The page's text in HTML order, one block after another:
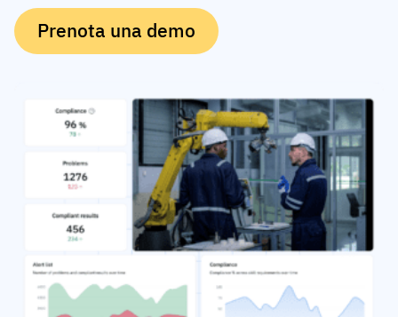
Approfondimenti
Efficacia della formazione
Dashboard di conformità
Previsioni e tendenze
Imballaggio
Canpack
19 marzo 2026
Smetti di rincorrere, inizia ad automatizzare
con AG5 Workflows
Prenota una demo